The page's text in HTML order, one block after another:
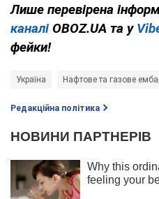
Лише перевірена
каналі OBOZ.UA та у
фейки!
Україна Нафтове та газове
Редакційна політика